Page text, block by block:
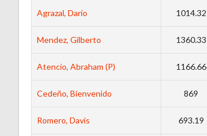
Agrazal, Dario 1014.32
Mendez, Gilberto 1360.33
Atencio, Abraham (P) 1166.66
Cedeño, Bienvenido 869
Romero, Davis 693.19